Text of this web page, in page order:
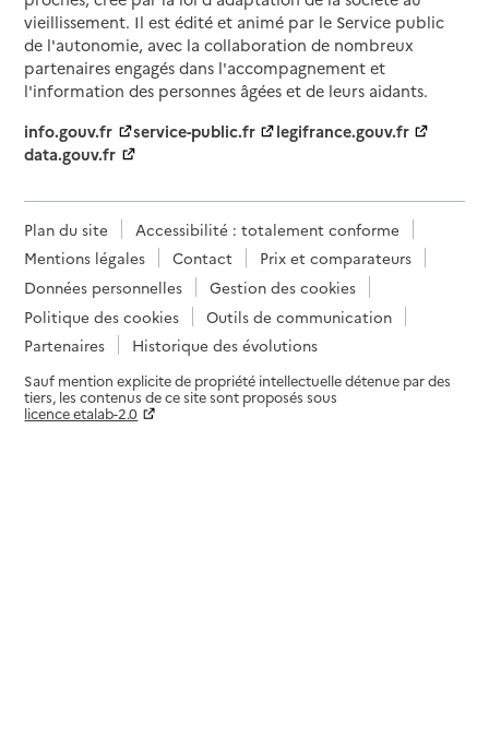
vieillissement. Il est édité et animé par le Service public
de l'autonomie, avec la collaboration de nombreux
partenaires engagés dans l'accompagnement et
l'information des personnes âgées et de leurs aidants.
info.gouv.fr
service-public.fr
legifrance.gouv.fr
data.gouv.fr
Plan du site
Accessibilité : totalement conforme
Mentions légales
Contact
Prix et comparateurs
Données personnelles
Gestion des cookies
Politique des cookies
Outils de communication
Partenaires
Historique des évolutions
Sauf mention explicite de propriété intellectuelle détenue par des
tiers, les contenus de ce site sont proposés sous
licence etalab-2.0